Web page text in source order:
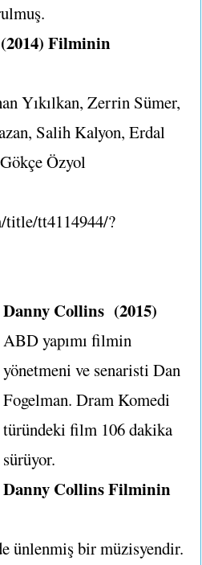
Filminin
Yıkılkan, Zerrin Sümer,
Salih Kalyon, Erdal
Özyol
tt4114944/?
Danny Collins (2015)
ABD yapımı filmin
yönetmeni ve senaristi Dan
Fogelman. Dram Komedi
türündeki film 106 dakika
sürüyor.
Danny Collins Filminin
ünlenmiş bir müzisyendir.